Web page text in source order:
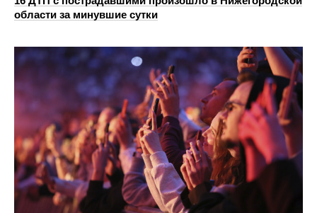
области за минувшие сутки